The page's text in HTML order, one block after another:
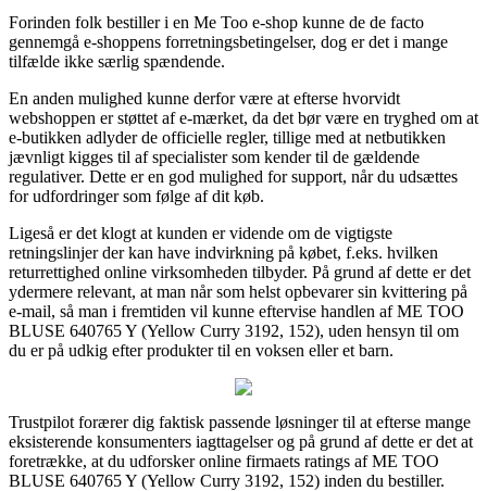
Forinden folk bestiller i en Me Too e-shop kunne de de facto
gennemgå e-shoppens forretningsbetingelser, dog er det i mange
tilfælde ikke særlig spændende.
En anden mulighed kunne derfor være at efterse hvorvidt
webshoppen er støttet af e-mærket, da det bør være en tryghed om at
e-butikken adlyder de officielle regler, tillige med at netbutikken
jævnligt kigges til af specialister som kender til de gældende
regulativer. Dette er en god mulighed for support, når du udsættes
for udfordringer som følge af dit køb.
Ligeså er det klogt at kunden er vidende om de vigtigste
retningslinjer der kan have indvirkning på købet, f.eks. hvilken
returrettighed online virksomheden tilbyder. På grund af dette er det
ydermere relevant, at man når som helst opbevarer sin kvittering på
e-mail, så man i fremtiden vil kunne eftervise handlen af ME TOO
BLUSE 640765 Y (Yellow Curry 3192, 152), uden hensyn til om
du er på udkig efter produkter til en voksen eller et barn.
Trustpilot forærer dig faktisk passende løsninger til at efterse mange
eksisterende konsumenters iagttagelser og på grund af dette er det at
foretrække, at du udforsker online firmaets ratings af ME TOO
BLUSE 640765 Y (Yellow Curry 3192, 152) inden du bestiller.